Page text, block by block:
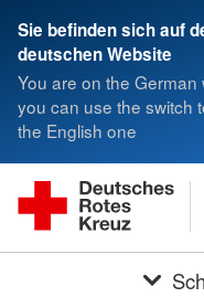
Sie befinden sich auf
deutschen Website
You are on the German
you can use the switch
the English one